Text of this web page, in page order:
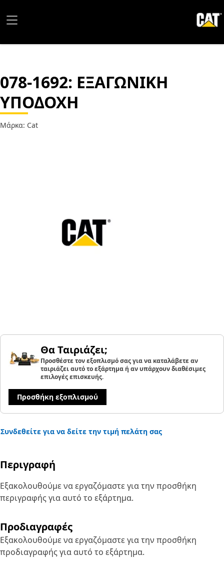
078-1692: ΕΞΑΓΩΝΙΚΗ
ΥΠΟΔΟΧΗ
Μάρκα: Cat
Θα Ταιριάζει;
Προσθέστε τον εξοπλισμό σας για να καταλάβετε αν
ταιριάζει αυτό το εξάρτημα ή αν υπάρχουν διαθέσιμες
επιλογές επισκευής.
Προσθήκη εξοπλισμού
Συνδεθείτε για να δείτε την τιμή πελάτη σας
Περιγραφή
Εξακολουθούμε να εργαζόμαστε για την προσθήκη
περιγραφής για αυτό το εξάρτημα.
Προδιαγραφές
Εξακολουθούμε να εργαζόμαστε για την προσθήκη
προδιαγραφής για αυτό το εξάρτημα.